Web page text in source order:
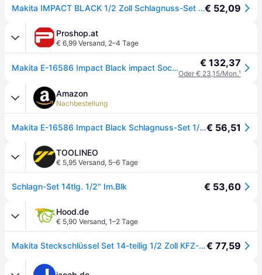
Makita IMPACT BLACK 1/2 Zoll Schlagnuss-Set 14-teilig - E-16586€ 52,09
Proshop.at
€ 6,99 Versand, 2–4 Tage
Makita E-16586 Impact Black impact Socket Set - 14 Pieces € 132,37
Oder € 23,15/Mon.¹
Amazon
Nachbestellung
Makita E-16586 Impact Black Schlagnuss-Set 1/2" 14-teilig im Koffer, SW10 - SW32 inkl. O-Ringe und Stifte, Chrom-Molybdän, Schlagnüsse 81,5 mm lang€ 56,51
TOOLINEO
€ 5,95 Versand, 5–6 Tage
Schlagn-Set 14tlg. 1/2" Im.Blk € 53,60
Hood.de
€ 5,90 Versand, 1–2 Tage
Makita Steckschlüssel Set 14-teilig 1/2 Zoll KFZ-Schlagnuss-Set Koffer E-16586€ 77,59